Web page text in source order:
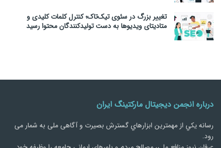
تغییر بزرگ در سئوی تیک‌تاک؛ کنترل کلمات کلیدی و
متادیتای ویدیوها به دست تولیدکنندگان محتوا رسید
درباره انجمن دیجیتال مارکتینگ ایران
رسانه يكي از مهمترین ابزارهاي گسترش بصیرت و آگاهی ملی به شمار می
رود.